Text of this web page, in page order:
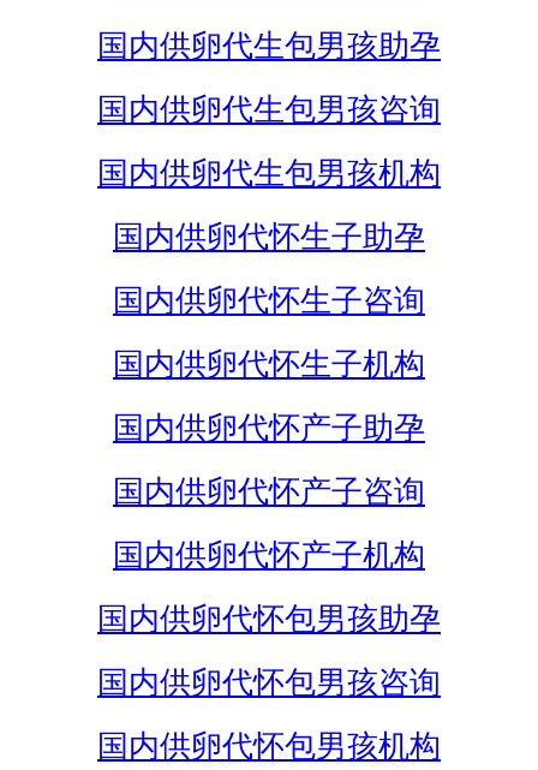
国内供卵代生包男孩助孕
国内供卵代生包男孩咨询
国内供卵代生包男孩机构
国内供卵代怀生子助孕
国内供卵代怀生子咨询
国内供卵代怀生子机构
国内供卵代怀产子助孕
国内供卵代怀产子咨询
国内供卵代怀产子机构
国内供卵代怀包男孩助孕
国内供卵代怀包男孩咨询
国内供卵代怀包男孩机构